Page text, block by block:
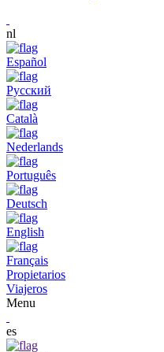
nl
Español
Русский
Català
Nederlands
Português
Deutsch
English
Français
Propietarios
Viajeros
Menu
es